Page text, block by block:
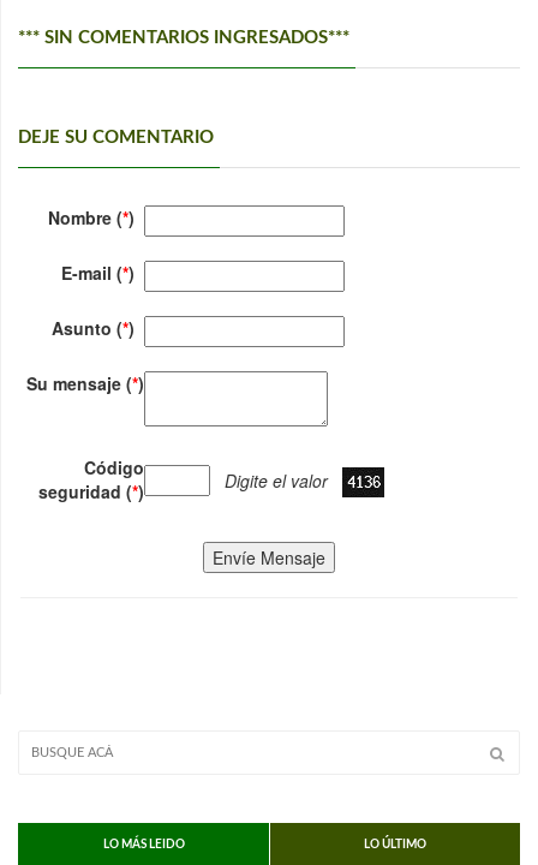
*** SIN COMENTARIOS INGRESADOS***
DEJE SU COMENTARIO
Nombre (*)
E-mail (*)
Asunto (*)
Su mensaje (*)
Código
seguridad (*) Digite el valor
Envíe Mensaje
LO MÁS LEIDO LO ÚLTIMO